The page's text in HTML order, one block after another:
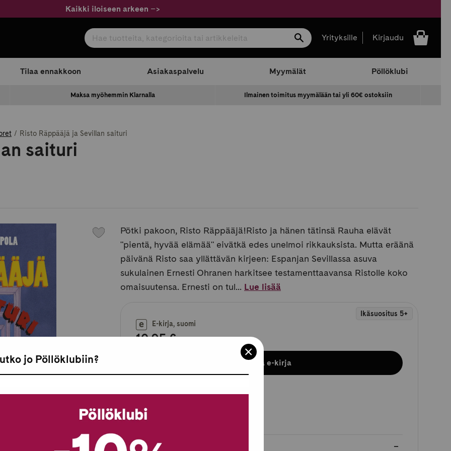
Kaikki iloiseen arkeen –>
Hae tuotteita, kategorioita tai artikkeleita
Hae Yrityksille Kirjaudu
Tilaa ennakkoon Asiakaspalvelu Myymälät Pöllöklubi
Maksa myöhemmin Klarnalla Ilmainen toimitus myymälään tai yli 60€ ostoksiin
Risto Räppääjä ja Sevillan saituri
saituri
Pötki pakoon, Risto Räppääjä!Risto ja hänen tätinsä Rauha elävät
"pientä, hyvää elämää" eivätkä edes unelmoi rikkauksista. Mutta eräänä
päivänä Risto saa yllättävän kirjeen: Espanjan Sevillassa asuva
sukulainen Ernesti Ohranen harkitsee testamenttaavansa Ristolle koko
omaisuutensa. Ernesti on tul... Lue lisää
Ikäsuositus 5+
E-kirja, suomi
10,95 €
Osta e-kirja
Saatavilla myös
jo Pöllöklubiin?